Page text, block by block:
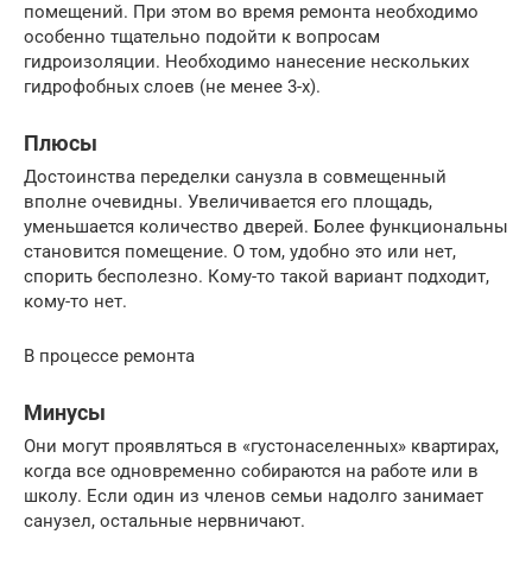
помещений. При этом во время ремонта необходимо
особенно тщательно подойти к вопросам
гидроизоляции. Необходимо нанесение нескольких
гидрофобных слоев (не менее 3-х).
Плюсы
Достоинства переделки санузла в совмещенный
вполне очевидны. Увеличивается его площадь,
уменьшается количество дверей. Более функциональны
становится помещение. О том, удобно это или нет,
спорить бесполезно. Кому-то такой вариант подходит,
кому-то нет.
В процессе ремонта
Минусы
Они могут проявляться в «густонаселенных» квартирах,
когда все одновременно собираются на работе или в
школу. Если один из членов семьи надолго занимает
санузел, остальные нервничают.